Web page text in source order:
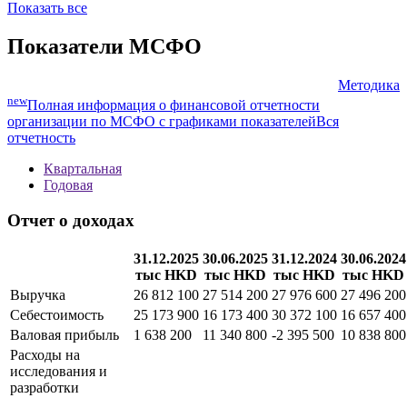
Показать все
Показатели МСФО
Методика
newПолная информация о финансовой отчетности
организации по МСФО с графиками показателейВся
отчетность
Квартальная
Годовая
Отчет о доходах
31.12.2025
тыс HKD
30.06.2025
тыс HKD
31.12.2024
тыс HKD
30.06.2024
тыс HKD
Выручка
26 812 100 27 514 200 27 976 600 27 496 200
Себестоимость
25 173 900 16 173 400 30 372 100 16 657 400
Валовая прибыль
1 638 200 11 340 800 -2 395 500 10 838 800
Расходы на
исследования и
разработки